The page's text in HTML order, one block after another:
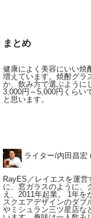
まとめ
健康によく美容にいい焼
増えています。焼酎グラ
か、飲み方で選ぶように
3,000円～5,000円くらい
と思います。
ライター/内田昌宏
RayES／レイエスを運
に、窓ガラスのように、
え、2011年起業。 1年
スクエアデザインのダブ
やミシュラン三ツ星店な